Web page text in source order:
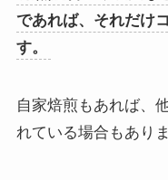
であれば、それだけ
す。
自家焙煎もあれば、
れている場合もありま